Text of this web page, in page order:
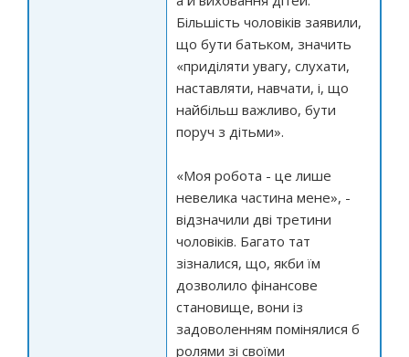
Більшість чоловіків заявили,
що бути батьком, значить
«приділяти увагу, слухати,
наставляти, навчати, і, що
найбільш важливо, бути
поруч з дітьми».
«Моя робота - це лише
невелика частина мене», -
відзначили дві третини
чоловіків. Багато тат
зізналися, що, якби їм
дозволило фінансове
становище, вони із
задоволенням помінялися б
ролями зі своїми